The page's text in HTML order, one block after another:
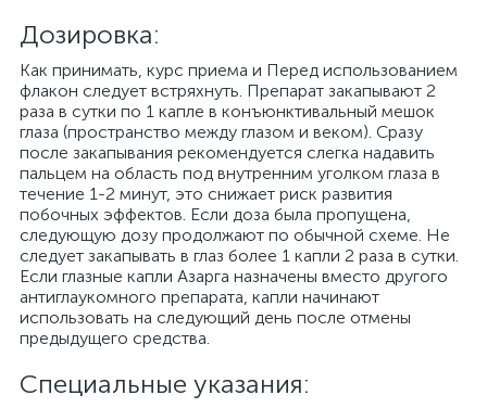
Дозировка:
Как принимать, курс приема и Перед использованием
флакон следует встряхнуть. Препарат закапывают 2
раза в сутки по 1 капле в конъюнктивальный мешок
глаза (пространство между глазом и веком). Сразу
после закапывания рекомендуется слегка надавить
пальцем на область под внутренним уголком глаза в
течение 1-2 минут, это снижает риск развития
побочных эффектов. Если доза была пропущена,
следующую дозу продолжают по обычной схеме. Не
следует закапывать в глаз более 1 капли 2 раза в сутки.
Если глазные капли Азарга назначены вместо другого
антиглаукомного препарата, капли начинают
использовать на следующий день после отмены
предыдущего средства.
Специальные указания: